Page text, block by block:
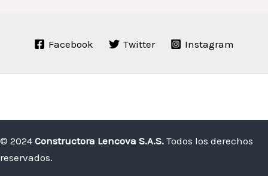
Facebook Twitter Instagram
© 2024 Constructora Lencova S.A.S. Todos los derechos
reservados.